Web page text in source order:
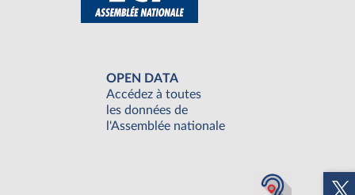
OPEN DATA
Accédez à toutes
les données de
l'Assemblée nationale